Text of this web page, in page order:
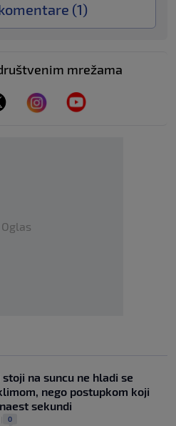
(1)
mrežama
Oglas
na suncu ne hladi se
nego postupkom koji
sekundi
0